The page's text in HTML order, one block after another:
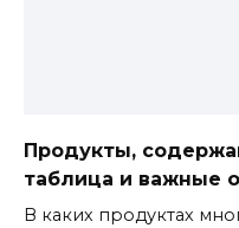
Продукты,
таблица и важные
В каких продуктах